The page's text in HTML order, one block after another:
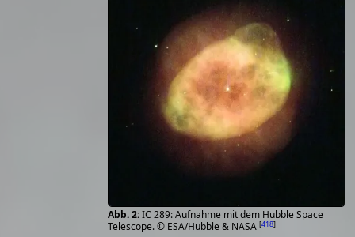
IC 289: Aufnahme mit dem Hubble Space
Telescope. © ESA/Hubble & NASA [418]